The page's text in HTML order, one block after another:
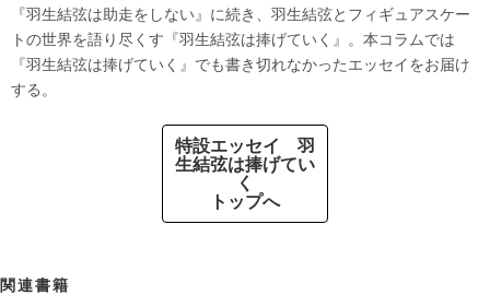
『羽生結弦は助走をしない』に続き、羽生結弦とフィギュアスケー
トの世界を語り尽くす『羽生結弦は捧げていく』。本コラムでは
『羽生結弦は捧げていく』でも書き切れなかったエッセイをお届け
する。
特設エッセイ 羽
生結弦は捧げてい
く
トップへ
関連書籍